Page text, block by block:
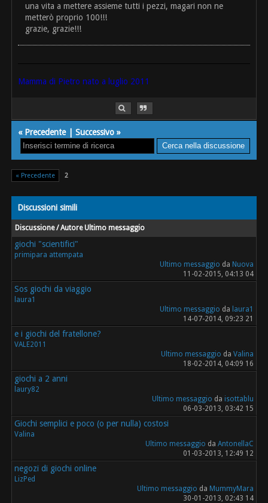
una vita a mettere assieme tutti i pezzi, magari non ne
metterò proprio 100!!!
grazie, grazie!!!
Mamma di Pietro nato a luglio 2011
« Precedente|Successivo »
« Precedente 2
Discussioni simili
Discussione / Autore Ultimo messaggio
giochi "scientifici"
primipara attempata
Ultimo messaggio da Nuova
11-02-2015, 04:13 04
Sos giochi da viaggio
laura1
Ultimo messaggio da laura1
14-07-2014, 09:23 21
e i giochi del fratellone?
VALE2011
Ultimo messaggio da Valina
18-02-2014, 04:09 16
giochi a 2 anni
laury82
Ultimo messaggio da isottablu
06-03-2013, 03:42 15
Giochi semplici e poco (o per nulla) costosi
Valina
Ultimo messaggio da AntonellaC
01-03-2013, 12:49 12
negozi di giochi online
LizPed
Ultimo messaggio da MummyMara
30-01-2013, 02:43 14